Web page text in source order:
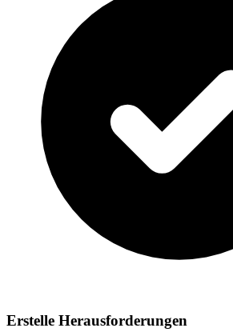
Erstelle Herausforderungen